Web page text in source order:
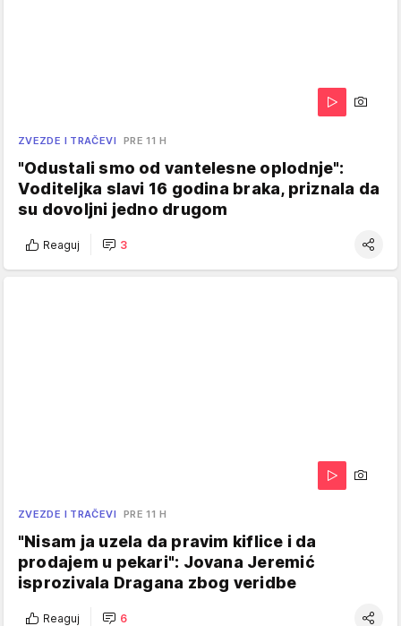
ZVEZDE I TRAČEVI PRE 11 H
"Odustali smo od vantelesne oplodnje":
Voditeljka slavi 16 godina braka, priznala da
su dovoljni jedno drugom
Reaguj 3
ZVEZDE I TRAČEVI PRE 11 H
"Nisam ja uzela da pravim kiflice i da
prodajem u pekari": Jovana Jeremić
isprozivala Dragana zbog veridbe
Reaguj 6